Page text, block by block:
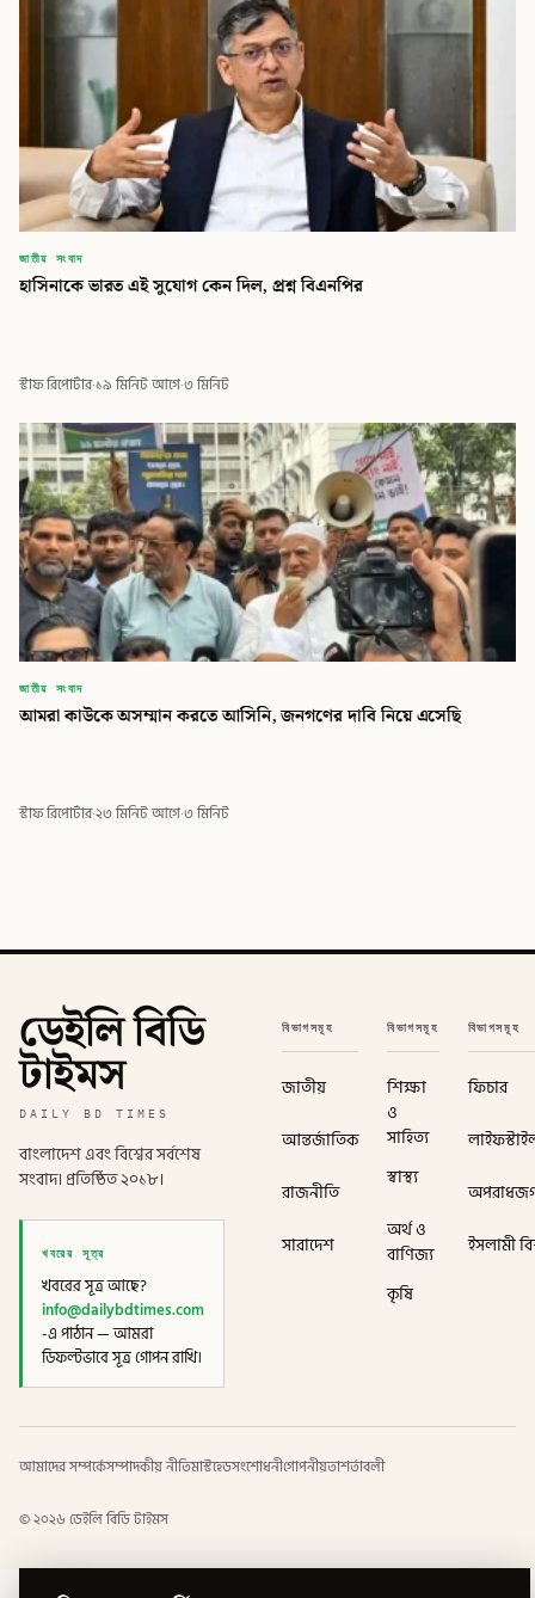
জাতীয় সংবাদ
হাসিনাকে ভারত এই সুযোগ কেন দিল, প্রশ্ন বিএনপির
স্টাফ রিপোর্টার·১৯ মিনিট আগে·৩ মিনিট
জাতীয় সংবাদ
আমরা কাউকে অসম্মান করতে আসিনি, জনগণের দাবি নিয়ে এসেছি
স্টাফ রিপোর্টার·২৩ মিনিট আগে·৩ মিনিট
ডেইলি বিডি
টাইমস
DAILY BD TIMES
বাংলাদেশ এবং বিশ্বের সর্বশেষ
সংবাদ। প্রতিষ্ঠিত ২০১৮।
খবরের সূত্র
খবরের সূত্র আছে?
info@dailybdtimes.com
-এ পাঠান — আমরা
ডিফল্টভাবে সূত্র গোপন রাখি।
বিভাগসমূহ
জাতীয়
আন্তর্জাতিক
রাজনীতি
সারাদেশ
বিভাগসমূহ
শিক্ষা
ও
সাহিত্য
স্বাস্থ্য
অর্থ ও
বাণিজ্য
কৃষি
বিভাগসমূহ
ফিচার
ইসলামী
আমাদের সম্পর্কেসম্পাদকীয় নীতিমাস্টহেডসংশোধনীগোপনীয়তাশর্তাবলী
©২০২৬ ডেইলি বিডি টাইমস